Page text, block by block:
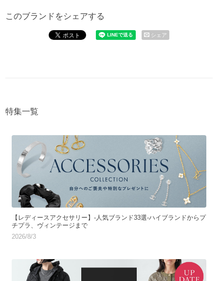
このブランドをシェアする
シェア
特集一覧
【レディースアクセサリー】-人気ブランド33選-ハイブランドからプ
チプラ、ヴィンテージまで
2026/8/3